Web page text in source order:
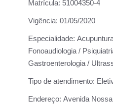
Matrícula: 51004350-4
Vigência: 01/05/2020
Especialidade:
Fonoaudiologia /
Gastroenterologia /
Tipo de atendimento:
Endereço: Avenida